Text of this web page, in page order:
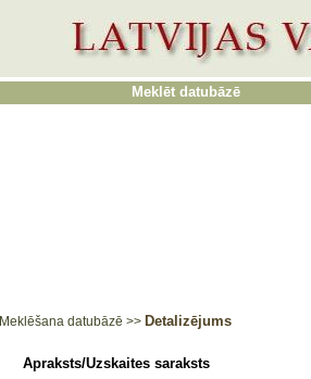
Meklēt datubāzē
Meklēšana datubāzē >> Detalizējums
Apraksts/Uzskaites saraksts